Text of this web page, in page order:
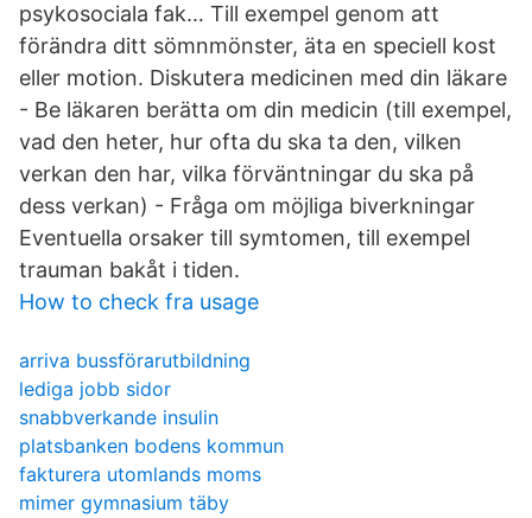
psykosociala fak… Till exempel genom att
förändra ditt sömnmönster, äta en speciell kost
eller motion. Diskutera medicinen med din läkare
- Be läkaren berätta om din medicin (till exempel,
vad den heter, hur ofta du ska ta den, vilken
verkan den har, vilka förväntningar du ska på
dess verkan) - Fråga om möjliga biverkningar
Eventuella orsaker till symtomen, till exempel
trauman bakåt i tiden.
How to check fra usage
arriva bussförarutbildning
lediga jobb sidor
snabbverkande insulin
platsbanken bodens kommun
fakturera utomlands moms
mimer gymnasium täby